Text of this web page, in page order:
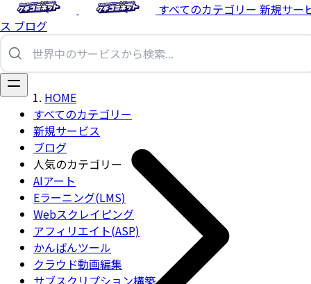
すべてのカテゴリー 新規サー
ス ブログ
すべてのカテゴリー
新規サービス
ブログ
人気のカテゴリー
AIアート
Eラーニング(LMS)
Webスクレイピング
アフィリエイト(ASP)
かんばんツール
クラウド動画編集
サブスクリプション構築
HOME